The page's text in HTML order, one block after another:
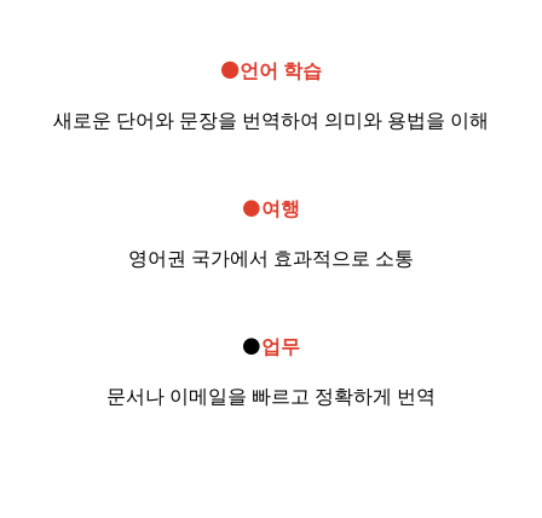
⚫언어 학습
새로운 단어와 문장을 번역하여 의미와 용법을 이해
⚫여행
영어권 국가에서 효과적으로 소통
⚫업무
문서나 이메일을 빠르고 정확하게 번역